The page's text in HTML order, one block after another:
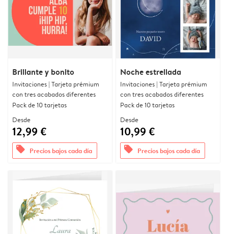
Brillante y bonito
Invitaciones | Tarjeta prémium
con tres acabados diferentes
Pack de 10 tarjetas
Desde
12,99 €
offers Precios bajos cada día
Noche estrellada
Invitaciones | Tarjeta prémium
con tres acabados diferentes
Pack de 10 tarjetas
Desde
10,99 €
offers Precios bajos cada día